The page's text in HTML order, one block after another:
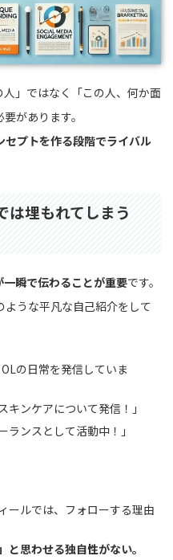
」ではなく「この人、何か面
があります。
セプトを作る段階でライバル
は埋もれてしまう
一瞬で伝わることが重要です。
うな平凡な自己紹介をして
の日常を発信していま
キンケアについて発信！」
ランスとして活動中！」
ールでは、フォローする理由
と思わせる独自性がない。